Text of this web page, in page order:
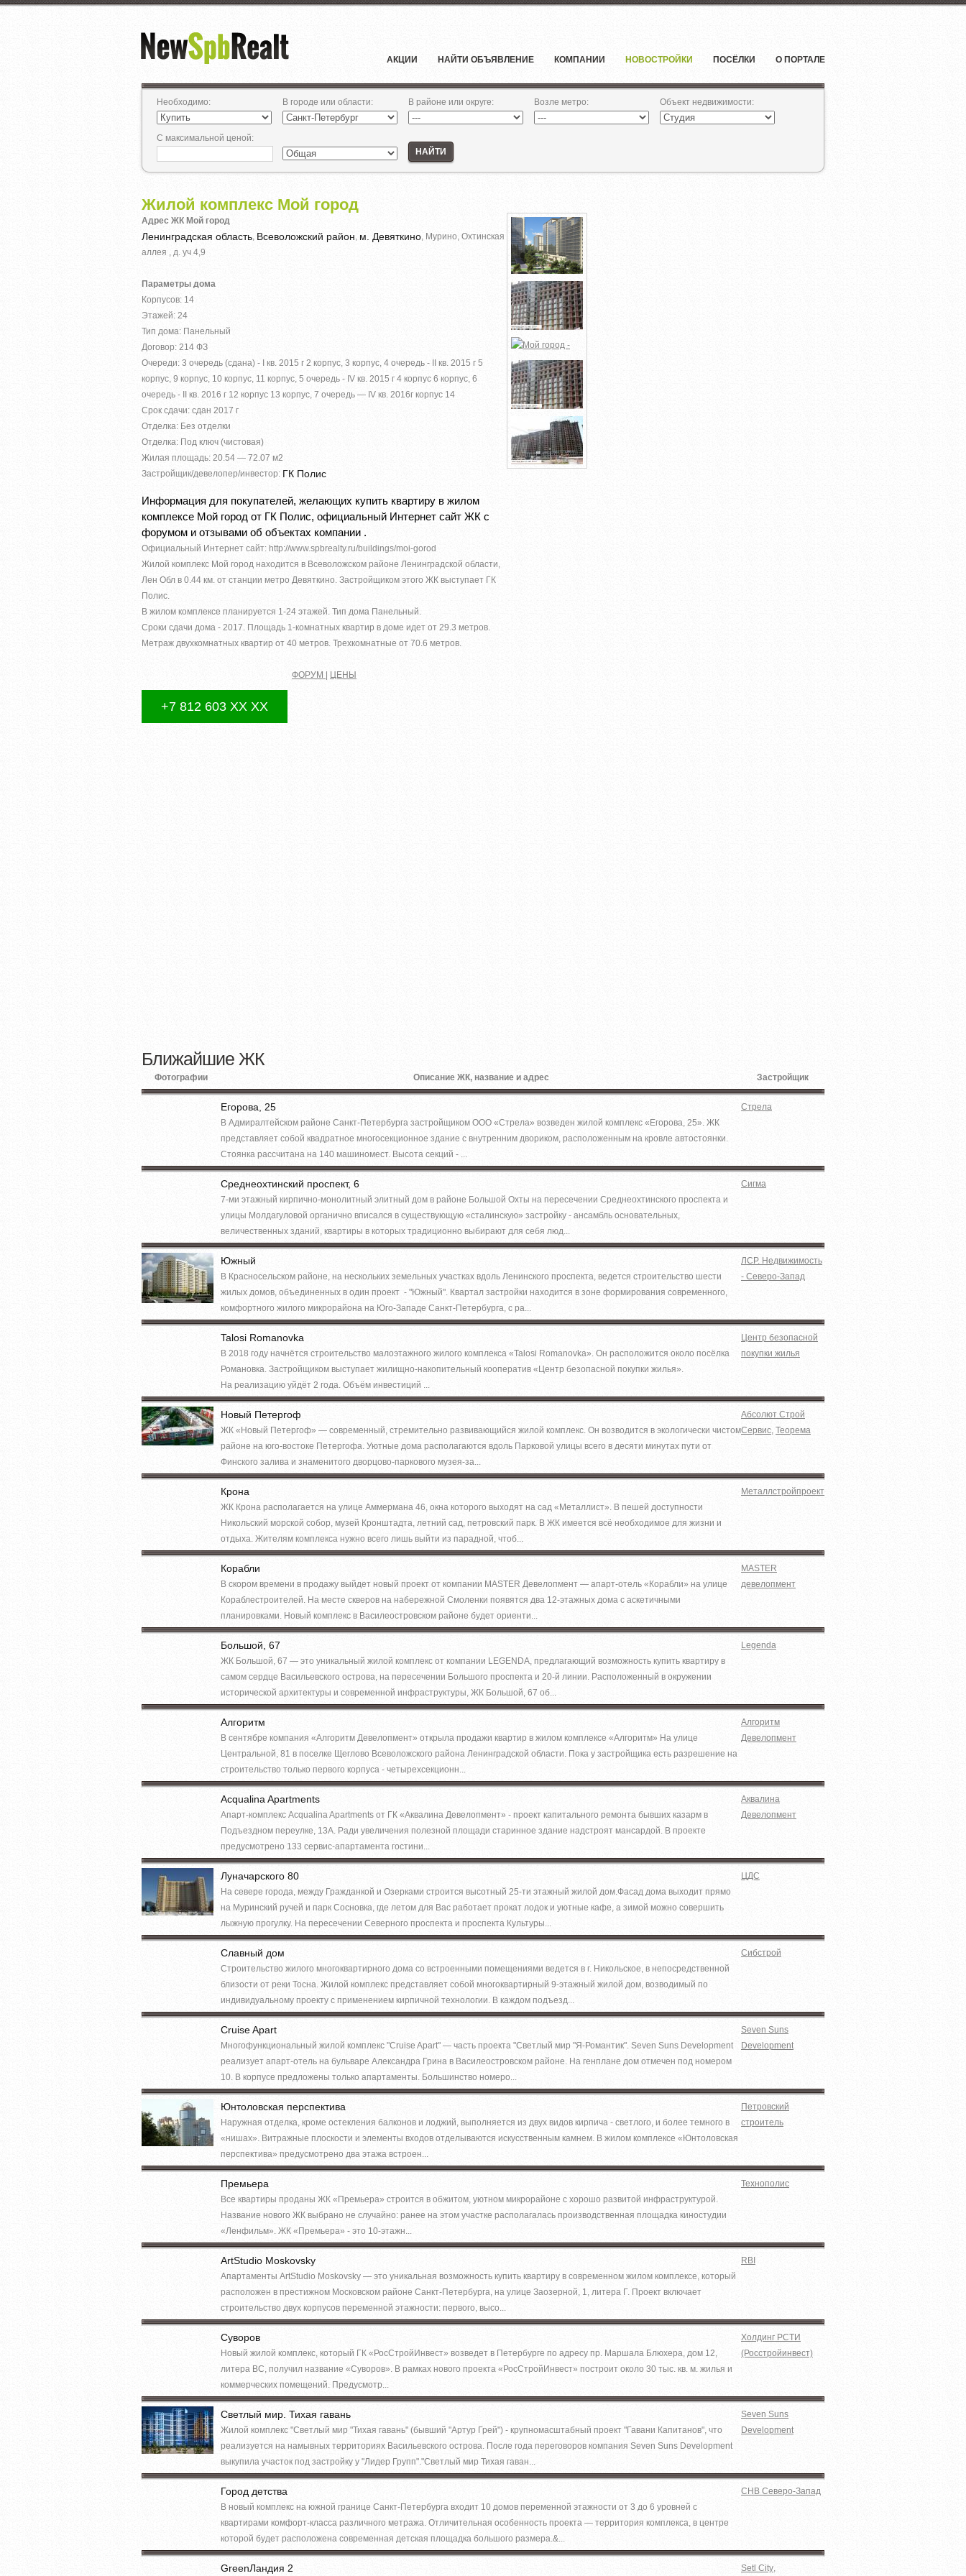
АКЦИИ НАЙТИ ОБЪЯВЛЕНИЕ КОМПАНИИ НОВОСТРОЙКИ ПОСЁЛКИ О ПОРТАЛЕ
Необходимо: В городе или области: В районе или округе: Возле метро: Объект недвижимости:
С максимальной ценой:
НАЙТИ
Жилой комплекс Мой город
Адрес ЖК Мой город
Ленинградская область, Всеволожский район, м. Девяткино, Мурино, Охтинская
аллея , д. уч 4,9
Параметры дома
Корпусов: 14
Этажей: 24
Тип дома: Панельный
Договор: 214 ФЗ
Очереди: 3 очередь (сдана) - I кв. 2015 г 2 корпус, 3 корпус, 4 очередь - IІ кв. 2015 г 5
корпус, 9 корпус, 10 корпус, 11 корпус, 5 очередь - IV кв. 2015 г 4 корпус 6 корпус, 6
очередь - IІ кв. 2016 г 12 корпус 13 корпус, 7 очередь — IV кв. 2016г корпус 14
Срок сдачи: сдан 2017 г
Отделка: Без отделки
Отделка: Под ключ (чистовая)
Жилая площадь: 20.54 — 72.07 м2
Застройщик/девелопер/инвестор: ГК Полис
Информация для покупателей, желающих купить квартиру в жилом
комплексе Мой город от ГК Полис, официальный Интернет сайт ЖК с
форумом и отзывами об объектах компании .
Официальный Интернет сайт: http://www.spbrealty.ru/buildings/moi-gorod
Жилой комплекс Мой город находится в Всеволожском районе Ленинградской области,
Лен Обл в 0.44 км. от станции метро Девяткино. Застройщиком этого ЖК выступает ГК
Полис.
В жилом комплексе планируется 1-24 этажей. Тип дома Панельный.
Сроки сдачи дома - 2017. Площадь 1-комнатных квартир в доме идет от 29.3 метров.
Метраж двухкомнатных квартир от 40 метров. Трехкомнатные от 70.6 метров.
ФОРУМ ЦЕНЫ
+7 812 603 XX XX
Ближайшие ЖК
Фотографии Описание ЖК, название и адрес Застройщик
Егорова, 25
В Адмиралтейском районе Санкт-Петербурга застройщиком ООО «Стрела» возведен жилой комплекс «Егорова, 25». ЖК
представляет собой квадратное многосекционное здание с внутренним двориком, расположенным на кровле автостоянки.
Стоянка рассчитана на 140 машиномест. Высота секций - ...
Стрела
Среднеохтинский проспект, 6
7-ми этажный кирпично-монолитный элитный дом в районе Большой Охты на пересечении Среднеохтинского проспекта и
улицы Молдагуловой органично вписался в существующую «сталинскую» застройку - ансамбль основательных,
величественных зданий, квартиры в которых традиционно выбирают для себя люд...
Сигма
Южный
В Красносельском районе, на нескольких земельных участках вдоль Ленинского проспекта, ведется строительство шести
жилых домов, объединенных в один проект - "Южный". Квартал застройки находится в зоне формирования современного,
комфортного жилого микрорайона на Юго-Западе Санкт-Петербурга, с ра...
ЛСР. Недвижимость
- Северо-Запад
Talosi Romanovka
В 2018 году начнётся строительство малоэтажного жилого комплекса «Talosi Romanovka». Он расположится около посёлка
Романовка. Застройщиком выступает жилищно-накопительный кооператив «Центр безопасной покупки жилья».
На реализацию уйдёт 2 года. Объём инвестиций ...
Центр безопасной
покупки жилья
Новый Петергоф
ЖК «Новый Петергоф» — современный, стремительно развивающийся жилой комплекс. Он возводится в экологически чистом
районе на юго-востоке Петергофа. Уютные дома располагаются вдоль Парковой улицы всего в десяти минутах пути от
Финского залива и знаменитого дворцово-паркового музея-за...
Абсолют Строй
Сервис, Теорема
Крона
ЖК Крона располагается на улице Аммермана 46, окна которого выходят на сад «Металлист». В пешей доступности
Никольский морской собор, музей Кронштадта, летний сад, петровский парк. В ЖК имеется всё необходимое для жизни и
отдыха. Жителям комплекса нужно всего лишь выйти из парадной, чтоб...
Металлстройпроект
Корабли
В скором времени в продажу выйдет новый проект от компании MASTER Девелопмент — апарт-отель «Корабли» на улице
Кораблестроителей. На месте скверов на набережной Смоленки появятся два 12-этажных дома с аскетичными
планировками. Новый комплекс в Василеостровском районе будет ориенти...
MASTER
девелопмент
Большой, 67
ЖК Большой, 67 — это уникальный жилой комплекс от компании LEGENDA, предлагающий возможность купить квартиру в
самом сердце Васильевского острова, на пересечении Большого проспекта и 20-й линии. Расположенный в окружении
исторической архитектуры и современной инфраструктуры, ЖК Большой, 67 об...
Legenda
Алгоритм
В сентябре компания «Алгоритм Девелопмент» открыла продажи квартир в жилом комплексе «Алгоритм» На улице
Центральной, 81 в поселке Щеглово Всеволожского района Ленинградской области. Пока у застройщика есть разрешение на
строительство только первого корпуса - четырехсекционн...
Алгоритм
Девелопмент
Acqualina Apartments
Апарт-комплекс Acqualina Apartments от ГК «Аквалина Девелопмент» - проект капитального ремонта бывших казарм в
Подъездном переулке, 13А. Ради увеличения полезной площади старинное здание надстроят мансардой. В проекте
предусмотрено 133 сервис-апартамента гостини...
Аквалина
Девелопмент
Луначарского 80
На севере города, между Гражданкой и Озерками строится высотный 25-ти этажный жилой дом.Фасад дома выходит прямо
на Муринский ручей и парк Сосновка, где летом для Вас работает прокат лодок и уютные кафе, а зимой можно совершить
лыжную прогулку. На пересечении Северного проспекта и проспекта Культуры...
ЦДС
Славный дом
Строительство жилого многоквартирного дома со встроенными помещениями ведется в г. Никольское, в непосредственной
близости от реки Тосна. Жилой комплекс представляет собой многоквартирный 9-этажный жилой дом, возводимый по
индивидуальному проекту с применением кирпичной технологии. В каждом подъезд...
Сибстрой
Cruise Apart
Многофункциональный жилой комплекс "Cruise Apart" — часть проекта "Светлый мир "Я-Романтик". Seven Suns Development
реализует апарт-отель на бульваре Александра Грина в Василеостровском районе. На генплане дом отмечен под номером
10. В корпусе предложены только апартаменты. Большинство номеро...
Seven Suns
Development
Юнтоловская перспектива
Наружная отделка, кроме остекления балконов и лоджий, выполняется из двух видов кирпича - светлого, и более темного в
«нишах». Витражные плоскости и элементы входов отделываются искусственным камнем. В жилом комплексе «Юнтоловская
перспектива» предусмотрено два этажа встроен...
Петровский
строитель
Премьера
Все квартиры проданы ЖК «Премьера» строится в обжитом, уютном микрорайоне с хорошо развитой инфраструктурой.
Название нового ЖК выбрано не случайно: ранее на этом участке располагалась производственная площадка киностудии
«Ленфильм». ЖК «Премьера» - это 10-этажн...
Технополис
ArtStudio Moskovsky
Апартаменты ArtStudio Moskovsky — это уникальная возможность купить квартиру в современном жилом комплексе, который
расположен в престижном Московском районе Санкт-Петербурга, на улице Заозерной, 1, литера Г. Проект включает
строительство двух корпусов переменной этажности: первого, высо...
RBI
Суворов
Новый жилой комплекс, который ГК «РосСтройИнвест» возведет в Петербурге по адресу пр. Маршала Блюхера, дом 12,
литера ВС, получил название «Суворов». В рамках нового проекта «РосСтройИнвест» построит около 30 тыс. кв. м. жилья и
коммерческих помещений. Предусмотр...
Холдинг РСТИ
(Росстройинвест)
Светлый мир. Тихая гавань
Жилой комплекс "Светлый мир "Тихая гавань" (бывший "Артур Грей") - крупномасштабный проект "Гавани Капитанов", что
реализуется на намывных территориях Васильевского острова. После года переговоров компания Seven Suns Development
выкупила участок под застройку у "Лидер Групп"."Светлый мир Тихая гаван...
Seven Suns
Development
Город детства
В новый комплекс на южной границе Санкт-Петербурга входит 10 домов переменной этажности от 3 до 6 уровней с
квартирами комфорт-класса различного метража. Отличительная особенность проекта — территория комплекса, в центре
которой будет расположена современная детская площадка большого размера.&...
СНВ Северо-Запад
GreenЛандия 2 Setl City,